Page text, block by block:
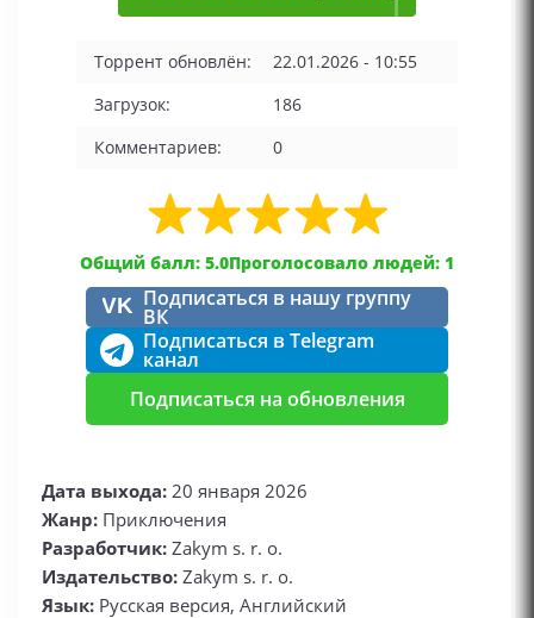
Торрент обновлён:
22.01.2026 - 10:55
Загрузок:
186
Комментариев:
0
Общий балл: 5.0Проголосовало людей: 1
VK Подписаться в нашу группу
ВК
Подписаться в Telegram
канал
Подписаться на обновления
Дата выхода: 20 января 2026
Жанр: Приключения
Разработчик: Zakym s. r. o.
Издательство: Zakym s. r. o.
Язык: Русская версия, Английский